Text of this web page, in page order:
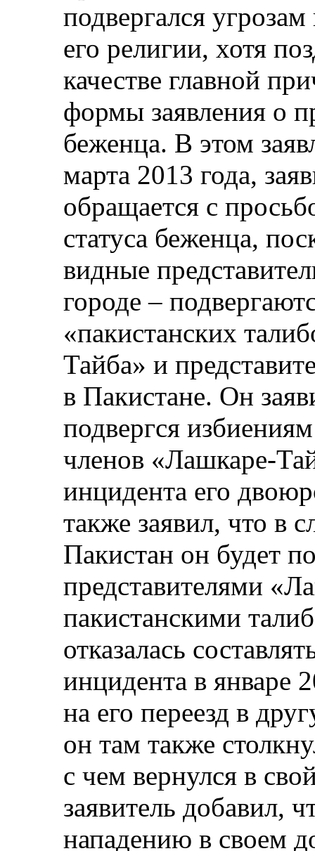
подвергался
его религии, хотя
качестве главной
формы заявления о
беженца. В этом
марта 2013 года,
обращается с
статуса беженца,
видные
городе –
«пакистанских
Тайба» и
в Пакистане. Он
подвергся
членов «Лашкаре-
инцидента его
также заявил, что в
Пакистан он будет
представителями
пакистанскими
отказалась
инцидента в январе
на его переезд в
он там также
с чем вернулся в
заявитель добавил,
нападению в своем